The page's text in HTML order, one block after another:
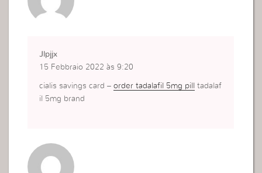
Jlpjjx
15 Febbraio 2022 às 9:20
cialis savings card –order tadalafil 5mg pill tadalaf
il 5mg brand